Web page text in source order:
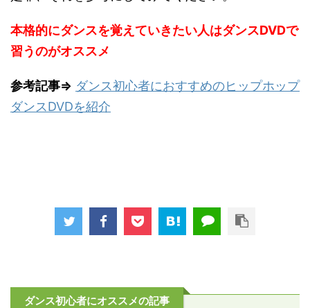
本格的にダンスを覚えていきたい人はダンスDVDで
習うのがオススメ
参考記事⇒ ダンス初心者におすすめのヒップホップ
ダンスDVDを紹介
ダンス初心者にオススメの記事